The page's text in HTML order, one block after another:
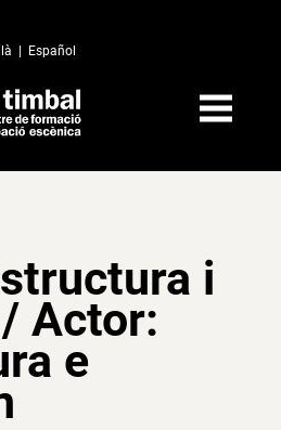
Español
i
Actor:
e